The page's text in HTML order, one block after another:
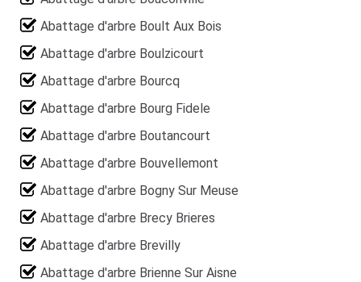
Abattage d'arbre Boult Aux Bois
Abattage d'arbre Boulzicourt
Abattage d'arbre Bourcq
Abattage d'arbre Bourg Fidele
Abattage d'arbre Boutancourt
Abattage d'arbre Bouvellemont
Abattage d'arbre Bogny Sur Meuse
Abattage d'arbre Brecy Brieres
Abattage d'arbre Brevilly
Abattage d'arbre Brienne Sur Aisne